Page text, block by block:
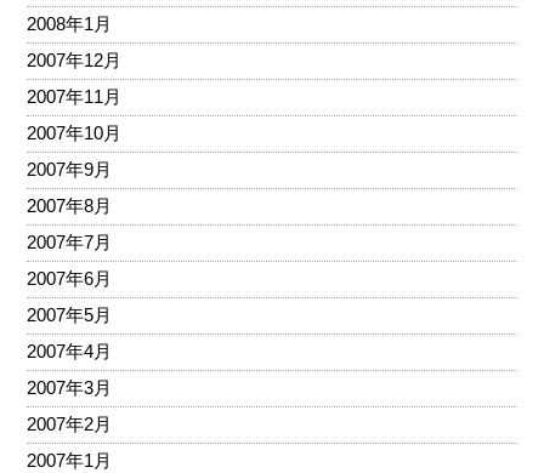
2008年1月
2007年12月
2007年11月
2007年10月
2007年9月
2007年8月
2007年7月
2007年6月
2007年5月
2007年4月
2007年3月
2007年2月
2007年1月